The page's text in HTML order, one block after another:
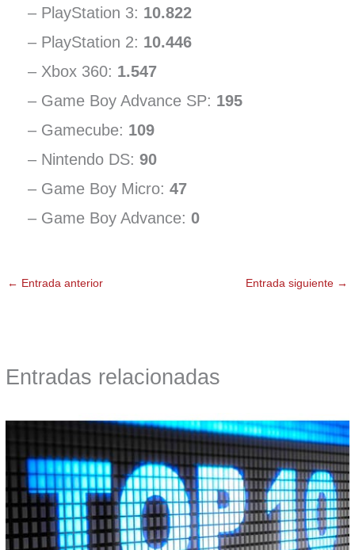
– PlayStation 3: 10.822
– PlayStation 2: 10.446
– Xbox 360: 1.547
– Game Boy Advance SP: 195
– Gamecube: 109
– Nintendo DS: 90
– Game Boy Micro: 47
– Game Boy Advance: 0
← Entrada anterior Entrada siguiente →
Entradas relacionadas